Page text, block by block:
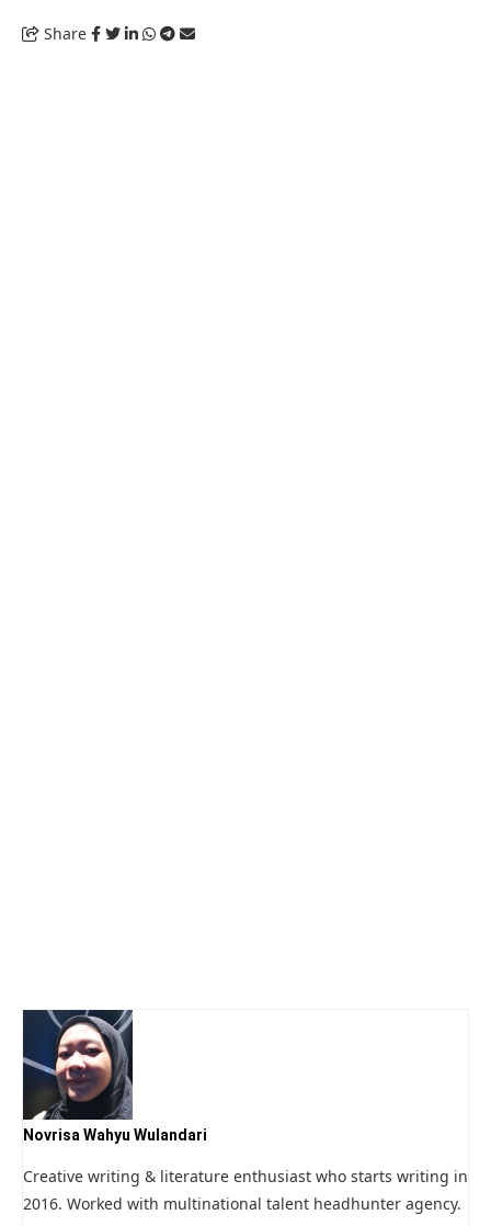
Share
Novrisa Wahyu Wulandari
Creative writing & literature enthusiast who starts writing in
2016. Worked with multinational talent headhunter agency.